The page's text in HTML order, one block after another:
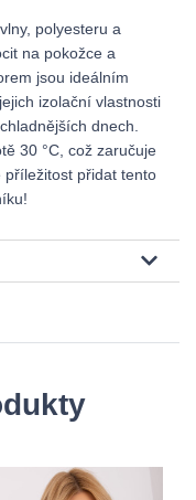
polyesteru a
na pokožce a
jsou ideálním
izolační vlastnosti
dnech.
30 °C, což zaručuje
příležitost přidat tento